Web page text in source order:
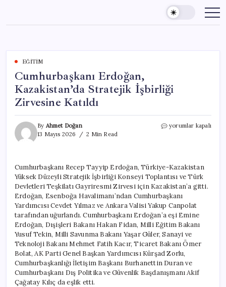
content
EĞITIM
Cumhurbaşkanı Erdoğan,
Kazakistan’da Stratejik İşbirliği
Zirvesine Katıldı
By Ahmet Doğan
13 Mayıs 2026
2 Min Read
Cumhurbaşkanı
Zirvesine
Katıldı
için
yorumlar kapalı
Cumhurbaşkanı Recep Tayyip Erdoğan, Türkiye-Kazakistan
Yüksek Düzeyli Stratejik İşbirliği Konseyi Toplantısı ve Türk
Devletleri Teşkilatı Gayriresmi Zirvesi için Kazakistan’a gitti.
Erdoğan, Esenboğa Havalimanı’ndan Cumhurbaşkanı
Yardımcısı Cevdet Yılmaz ve Ankara Valisi Yakup Canpolat
tarafından uğurlandı. Cumhurbaşkanı Erdoğan’a eşi Emine
Erdoğan, Dışişleri Bakanı Hakan Fidan, Milli Eğitim Bakanı
Yusuf Tekin, Milli Savunma Bakanı Yaşar Güler, Sanayi ve
Teknoloji Bakanı Mehmet Fatih Kacır, Ticaret Bakanı Ömer
Bolat, AK Parti Genel Başkan Yardımcısı Kürşad Zorlu,
Cumhurbaşkanlığı İletişim Başkanı Burhanettin Duran ve
Cumhurbaşkanı Dış Politika ve Güvenlik Başdanışmanı Akif
Çağatay Kılıç da eşlik etti.